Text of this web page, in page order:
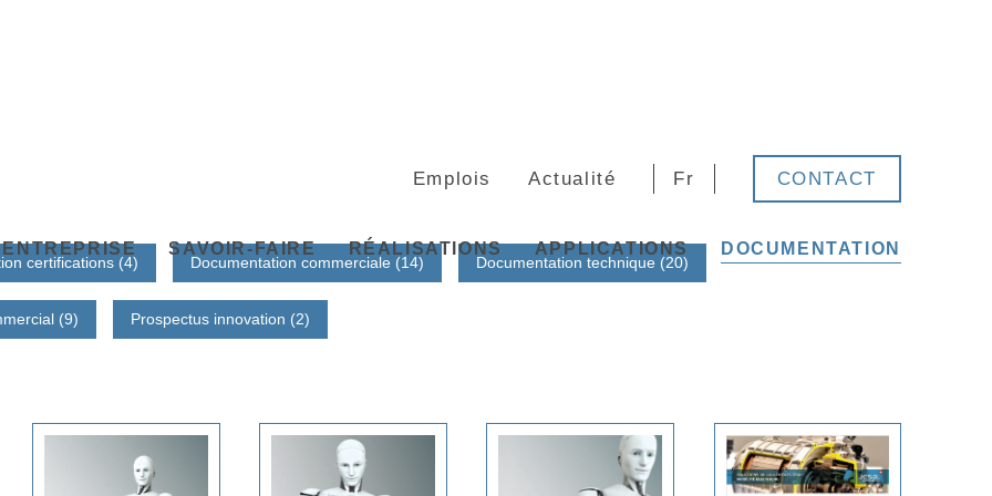
Emplois Actualité Fr CONTACT
ENTREPRISE SAVOIR-FAIRE RÉALISATIONS APPLICATIONS DOCUMENTATION
certifications (4) Documentation commerciale (14) Documentation technique (20)
(9) Prospectus innovation (2)